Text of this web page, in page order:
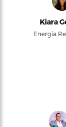
Kiara
Energía